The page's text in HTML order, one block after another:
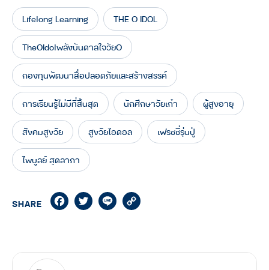
Lifelong Learning THE O IDOL
TheOIdolพลังบันดาลใจวัยO
กองทุนพัฒนาสื่อปลอดภัยและสร้างสรรค์
การเรียนรู้ไม่มีที่สิ้นสุด นักศึกษาวัยเก๋า ผู้สูงอายุ
สังคมสูงวัย สูงวัยไอดอล เฟรชชี่รุ่นปู่
ไพบูลย์ สุดลาภา
SHARE FacebookTwitterLine